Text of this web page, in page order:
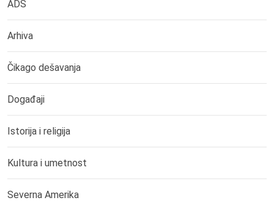
ADS
Arhiva
Čikago dešavanja
Događaji
Istorija i religija
Kultura i umetnost
Severna Amerika